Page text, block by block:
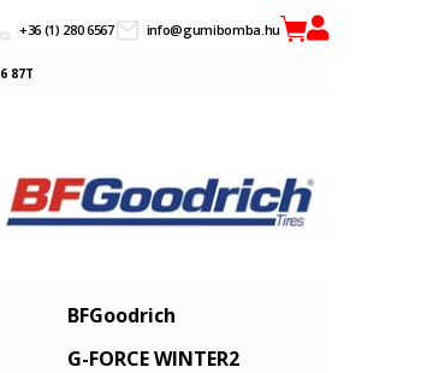
+36 (1) 280 6567 info@gumibomba.hu
87T
BFGoodrich
G-FORCE WINTER2